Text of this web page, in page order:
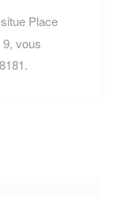
Place
vous